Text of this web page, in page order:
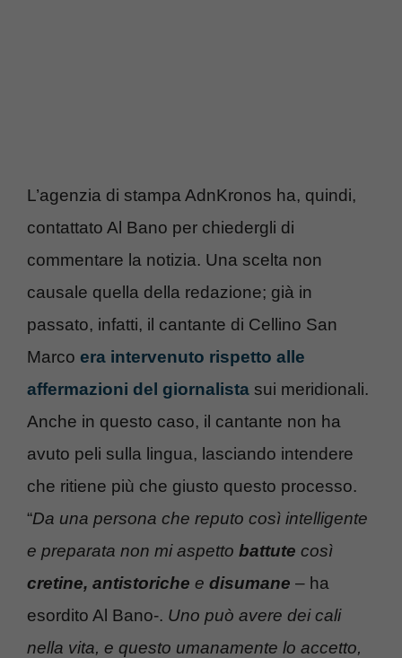
L’agenzia di stampa AdnKronos ha, quindi,
contattato Al Bano per chiedergli di
commentare la notizia. Una scelta non
causale quella della redazione; già in
passato, infatti, il cantante di Cellino San
Marco era intervenuto rispetto alle
affermazioni del giornalista sui meridionali.
Anche in questo caso, il cantante non ha
avuto peli sulla lingua, lasciando intendere
che ritiene più che giusto questo processo.
“Da una persona che reputo così intelligente
e preparata non mi aspetto battute così
cretine, antistoriche e disumane – ha
esordito Al Bano-. Uno può avere dei cali
nella vita, e questo umanamente lo accetto,